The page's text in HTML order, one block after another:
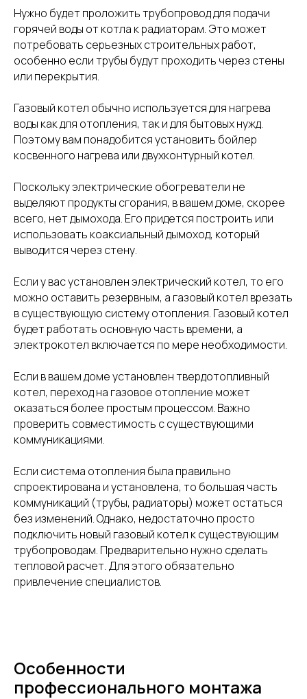
Нужно будет проложить трубопровод для подачи
горячей воды от котла к радиаторам. Это может
потребовать серьезных строительных работ,
особенно если трубы будут проходить через стены
или перекрытия.
Газовый котел обычно используется для нагрева
воды как для отопления, так и для бытовых нужд.
Поэтому вам понадобится установить бойлер
косвенного нагрева или двухконтурный котел.
Поскольку электрические обогреватели не
выделяют продукты сгорания, в вашем доме, скорее
всего, нет дымохода. Его придется построить или
использовать коаксиальный дымоход, который
выводится через стену.
Если у вас установлен электрический котел, то его
можно оставить резервным, а газовый котел врезать
в существующую систему отопления. Газовый котел
будет работать основную часть времени, а
электрокотел включается по мере необходимости.
Если в вашем доме установлен твердотопливный
котел, переход на газовое отопление может
оказаться более простым процессом. Важно
проверить совместимость с существующими
коммуникациями.
Если система отопления была правильно
спроектирована и установлена, то большая часть
коммуникаций (трубы, радиаторы) может остаться
без изменений. Однако, недостаточно просто
подключить новый газовый котел к существующим
трубопроводам. Предварительно нужно сделать
тепловой расчет. Для этого обязательно
привлечение специалистов.
Особенности
профессионального монтажа